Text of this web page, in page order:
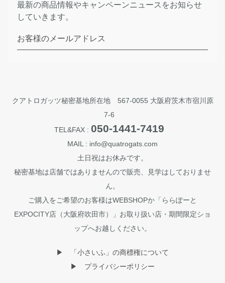
最新の商品情報やキャンペーンニュースをお知らせ
していきます。
お客様のメールアドレス
クアトロガッツ秘密基地所在地 567-0055 大阪府茨木市宿川原
7-6
TEL&FAX : 050-1441-7419
MAIL : info@quatrogats.com
土日祝はお休みです。
秘密基地は店舗ではありませんので販売、見学はしておりませ
ん。
ご購入をご希望のお客様はWEBSHOPか「ららぽーと
EXPOCITY店（大阪府吹田市）」お取り扱い店・期間限定ショ
ップへお越しください。
▶︎ 「小さいふ」の商標権について
▶︎ プライバシーポリシー